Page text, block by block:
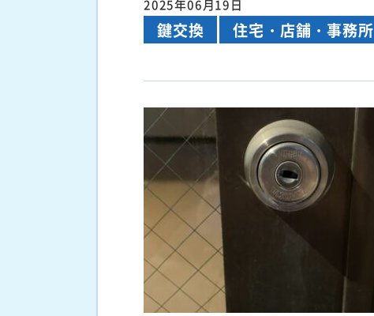
2025年06月19日
鍵交換 住宅・店舗・事務所